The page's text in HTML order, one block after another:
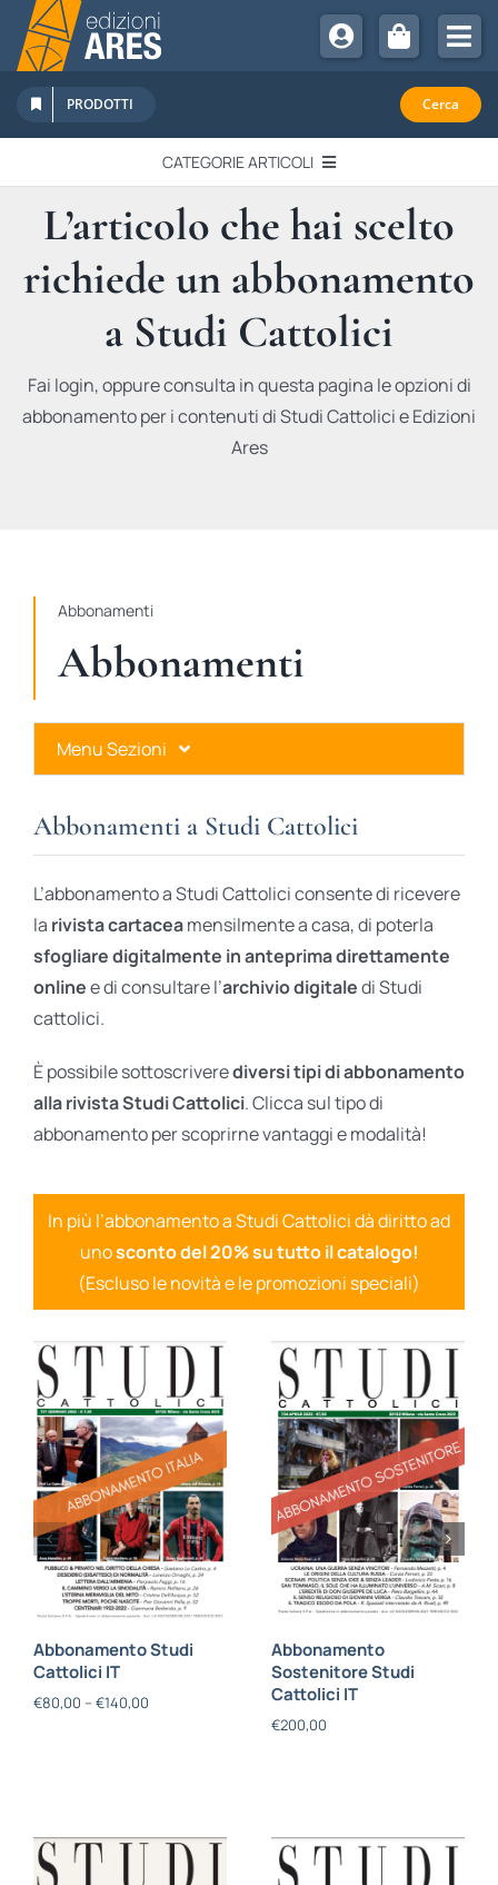
Salta
contenuto
Chi Siamo
Sostienici
Abbonamenti
Promozioni
Newsletter
PRODOTTI Cerca
CATEGORIE ARTICOLI
EDITORIALI
IN QUESTO NUMERO
RECENSIONI
L’articolo che hai scelto
richiede un abbonamento
a Studi Cattolici
Fai login, oppure consulta in questa pagina le opzioni di
abbonamento per i contenuti di Studi Cattolici e Edizioni
Ares
Abbonamenti
Abbonamenti
Menu Sezioni
Ares Gold
Ares Digital
Ares Gift Card
Abbonamenti a Studi Cattolici
L’abbonamento a Studi Cattolici consente di ricevere
la rivista cartaceamensilmente a casa, di poterla
sfogliare digitalmente in anteprima direttamente
onlinee di consultare l’archivio digitaledi Studi
cattolici.
È possibile sottoscriverediversi tipi di abbonamento
alla rivista Studi Cattolici. Clicca sul tipo di
abbonamento per scoprirne vantaggi e modalità!
In più l’abbonamento a Studi Cattolici dà diritto ad
unosconto del 20% su tutto il catalogo!
(Escluso le novità e le promozioni speciali)
Abbonamento Studi
Cattolici IT
€80,00 – €140,00
Abbonamento
Sostenitore Studi
Cattolici IT
€200,00